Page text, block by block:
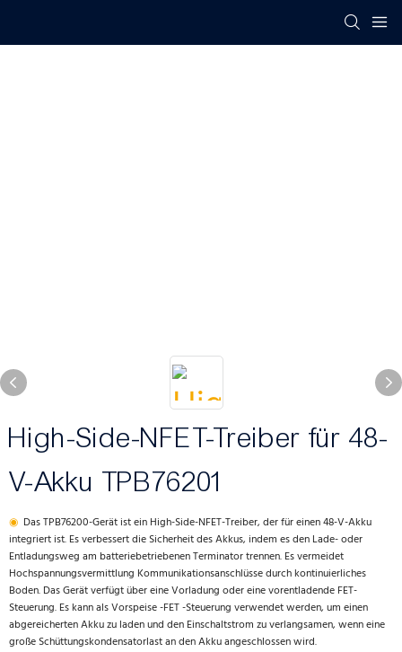
High-Side-NFET-Treiber für 48-
V-Akku TPB76201
◉ Das TPB76200-Gerät ist ein High-Side-NFET-Treiber, der für einen 48-V-Akku
integriert ist. Es verbessert die Sicherheit des Akkus, indem es den Lade- oder
Entladungsweg am batteriebetriebenen Terminator trennen. Es vermeidet
Hochspannungsvermittlung Kommunikationsanschlüsse durch kontinuierliches
Boden. Das Gerät verfügt über eine Vorladung oder eine vorentladende FET-
Steuerung. Es kann als Vorspeise -FET -Steuerung verwendet werden, um einen
abgereicherten Akku zu laden und den Einschaltstrom zu verlangsamen, wenn eine
große Schüttungskondensatorlast an den Akku angeschlossen wird.